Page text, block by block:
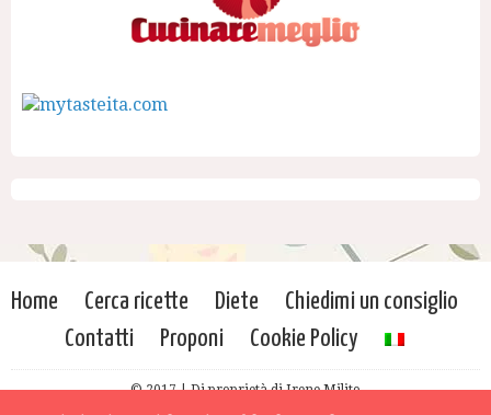
Home Cerca ricette Diete
Chiedimi un consiglio
Contatti
Proponi Cookie Policy
© 2017 | Di proprietà di Irene Milito